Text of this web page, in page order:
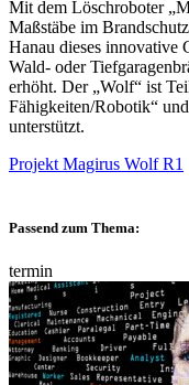
Mit dem Löschroboter
Maßstäbe im
Hanau dieses innovative
Wald- oder
erhöht. Der „Wolf“ ist
Fähigkeiten/Robotik“
unterstützt.
Projekt Magirus Wolf R1
Passend zum Thema:
termin